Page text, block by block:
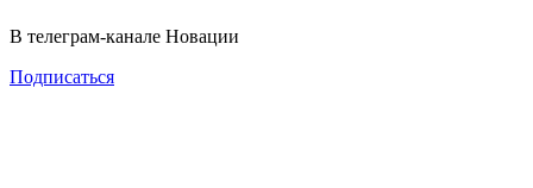
В телеграм-канале Новации
Подписаться